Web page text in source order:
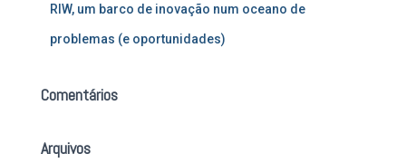
RIW, um barco de inovação num oceano de
problemas (e oportunidades)
Comentários
Arquivos